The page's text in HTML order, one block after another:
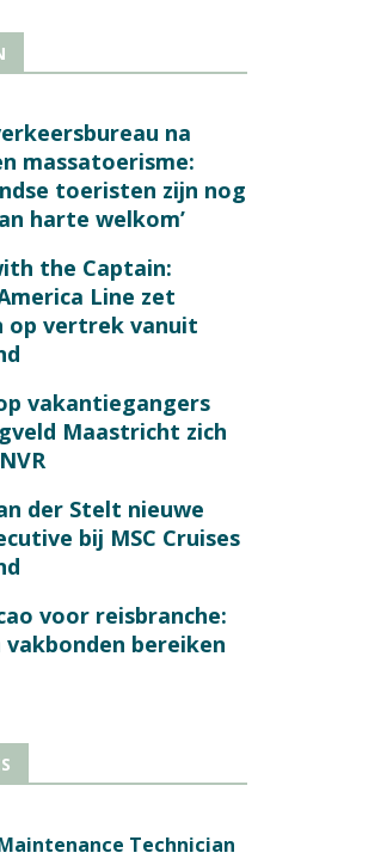
na
massatoerisme:
toeristen zijn nog
harte welkom’
the Captain:
Line zet
op vertrek vanuit
vakantiegangers
Maastricht zich
der Stelt nieuwe
bij MSC Cruises
voor reisbranche:
vakbonden bereiken
Technician